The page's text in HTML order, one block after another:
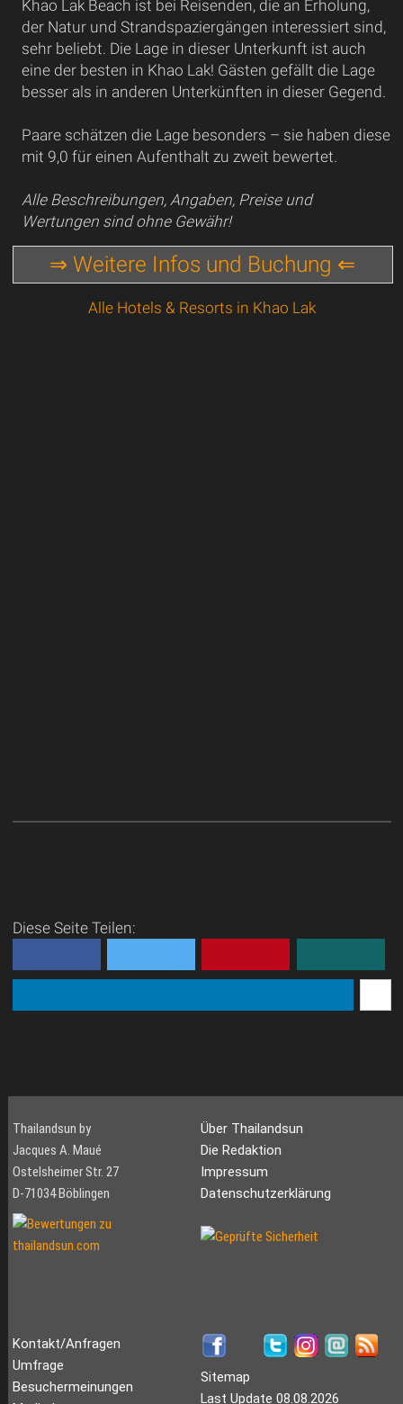
Khao Lak Beach ist bei Reisenden, die an Erholung,
der Natur und Strandspaziergängen interessiert sind,
sehr beliebt. Die Lage in dieser Unterkunft ist auch
eine der besten in Khao Lak! Gästen gefällt die Lage
besser als in anderen Unterkünften in dieser Gegend.
Paare schätzen die Lage besonders – sie haben diese
mit 9,0 für einen Aufenthalt zu zweit bewertet.
Alle Beschreibungen, Angaben, Preise und
Wertungen sind ohne Gewähr!
⇒ Weitere Infos und Buchung ⇐
Alle Hotels & Resorts in Khao Lak
Diese Seite Teilen:
Thailandsun by
Jacques A. Maué
Ostelsheimer Str. 27
D-71034 Böblingen
Über Thailandsun
Die Redaktion
Impressum
Datenschutzerklärung
Kontakt/Anfragen
Umfrage
Besuchermeinungen
Sitemap
Last Update 08.08.2026